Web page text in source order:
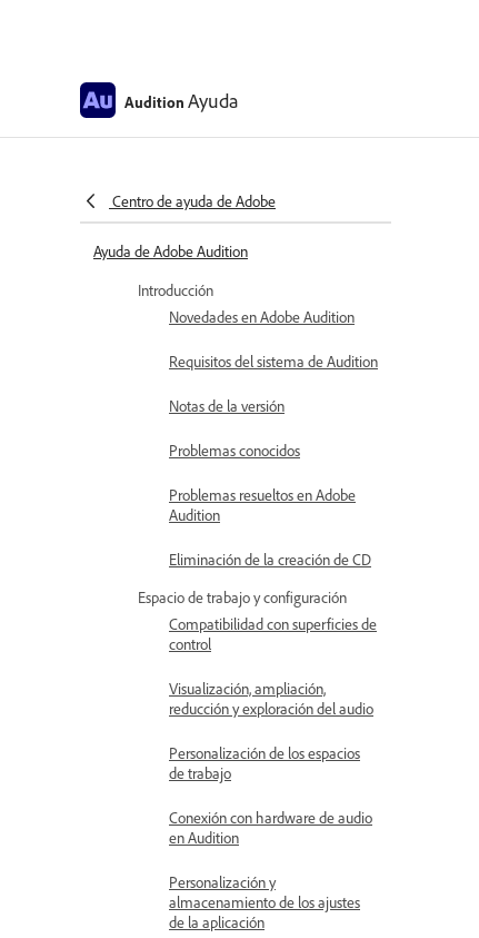
Audition Ayuda
Centro de ayuda de Adobe
Ayuda de Adobe Audition
Introducción
Novedades en Adobe Audition
Requisitos del sistema de Audition
Notas de la versión
Problemas conocidos
Problemas resueltos en Adobe
Audition
Eliminación de la creación de CD
Espacio de trabajo y configuración
Compatibilidad con superficies de
control
Visualización, ampliación,
reducción y exploración del audio
Personalización de los espacios
de trabajo
Conexión con hardware de audio
en Audition
Personalización y
almacenamiento de los ajustes
de la aplicación